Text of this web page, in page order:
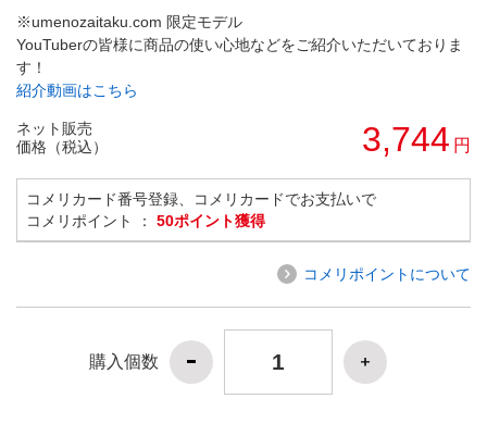
※umenozaitaku.com 限定モデル
YouTuberの皆様に商品の使い心地などをご紹介いただいておりま
す！
紹介動画はこちら
ネット販売
価格（税込）
3,744 円
コメリカード番号登録、コメリカードでお支払いで
コメリポイント ： 50ポイント獲得
コメリポイントについて
購入個数